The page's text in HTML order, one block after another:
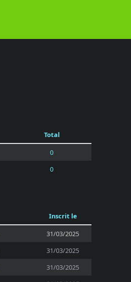
Total
0
0
Inscrit le
31/03/2025
31/03/2025
31/03/2025